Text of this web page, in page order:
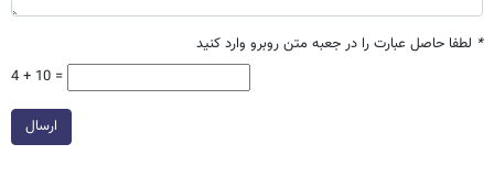
* لطفا حاصل عبارت را در جعبه متن روبرو وارد کنید
4 + 10 =
ارسال